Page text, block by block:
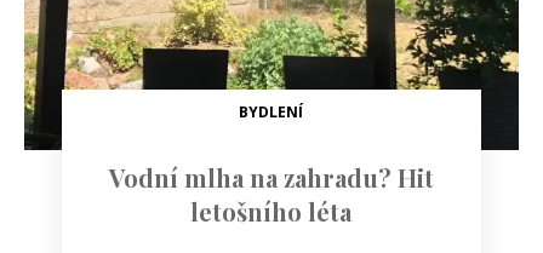
BYDLENÍ
Vodní mlha na zahradu? Hit
letošního léta